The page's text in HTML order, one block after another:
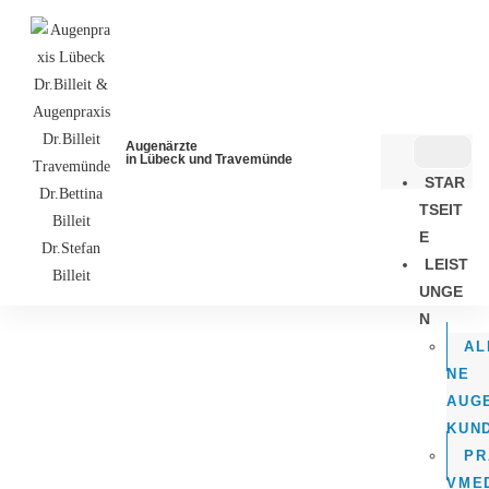
Augenärzte
in Lübeck und Travemünde
STAR
TSEIT
E
LEIST
UNGE
N
NE